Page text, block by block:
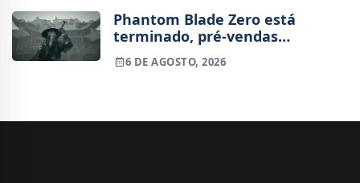
Phantom Blade Zero está
terminado, pré-vendas
começam na próxima semana
6 DE AGOSTO, 2026